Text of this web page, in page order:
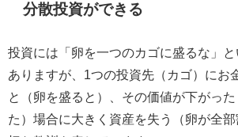
分散投資ができる
投資には「卵を一つのカゴに盛るな」
ありますが、1つの投資先（カゴ）にお
と（卵を盛ると）、その価値が下がった
た）場合に大きく資産を失う（卵が全